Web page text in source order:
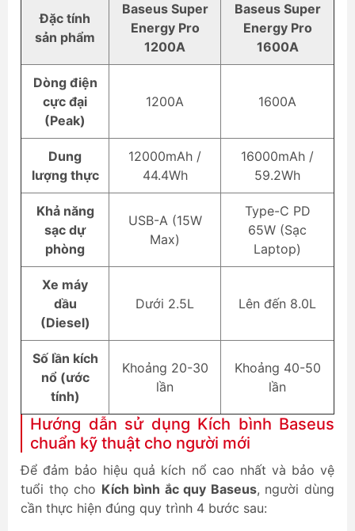
Đặc tính
sản phẩm
Baseus Super
Energy Pro
1200A
Baseus Super
Energy Pro
1600A
Dòng điện
cực đại
(Peak)
1200A 1600A
Dung
lượng thực
12000mAh /
44.4Wh
16000mAh /
59.2Wh
Khả năng
sạc dự
phòng
USB-A (15W
Max)
Type-C PD
65W (Sạc
Laptop)
Xe máy
dầu
(Diesel)
Dưới 2.5L Lên đến 8.0L
Số lần kích
nổ (ước
tính)
Khoảng 20-30
lần
Khoảng 40-50
lần
Hướng dẫn sử dụng Kích bình Baseus
chuẩn kỹ thuật cho người mới
Để đảm bảo hiệu quả kích nổ cao nhất và bảo vệ
tuổi thọ cho Kích bình ắc quy Baseus, người dùng
cần thực hiện đúng quy trình 4 bước sau: